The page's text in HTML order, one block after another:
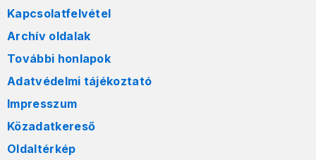
Kapcsolatfelvétel
Archív oldalak
További honlapok
Adatvédelmi tájékoztató
Impresszum
Közadatkereső
Oldaltérkép